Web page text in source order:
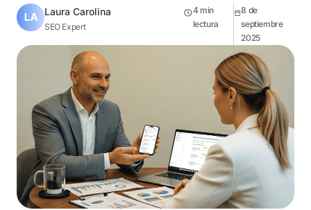
Laura Carolina
SEO Expert
4 min
lectura
8 de
septiembre
2025